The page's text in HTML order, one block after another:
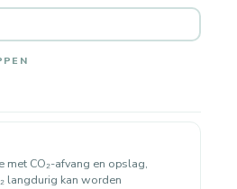
met CO₂-afvang en opslag,
langdurig kan worden